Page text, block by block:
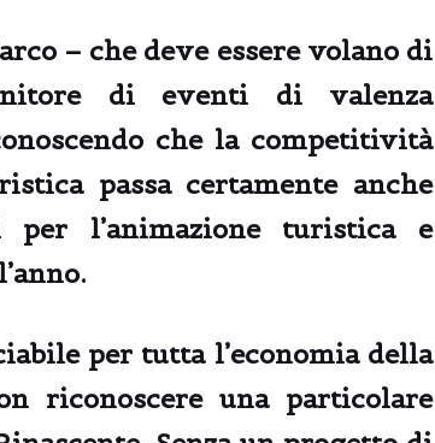
– che deve essere volano di
di eventi di valenza
che la competitività
passa certamente anche
l’animazione turistica e
per tutta l’economia della
riconoscere una particolare